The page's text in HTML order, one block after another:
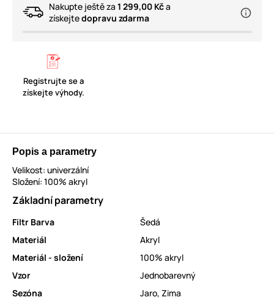
Nakupte ještě za 1 299,00 Kča
získejtedopravu zdarma
Registrujte se a
získejte výhody.
Popis a parametry
Velikost: univerzální
Složení: 100% akryl
Základní parametry
Filtr Barva
Šedá
Materiál
Akryl
Materiál - složení
100% akryl
Vzor
Jednobarevný
Sezóna
Jaro, Zima